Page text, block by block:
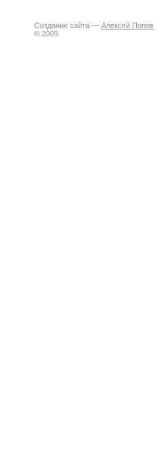
Создание сайта — Алексей Попов
© 2009